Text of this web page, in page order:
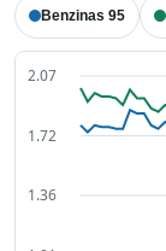
Benzinas 95